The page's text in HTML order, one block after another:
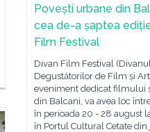
Povești urbane din
cea de-a șaptea
Film Festival
Divan Film Festival
Degustătorilor de Film și
eveniment dedicat filmului
din Balcani, va avea loc
în perioada 20 - 28 august
în Portul Cultural Cetate